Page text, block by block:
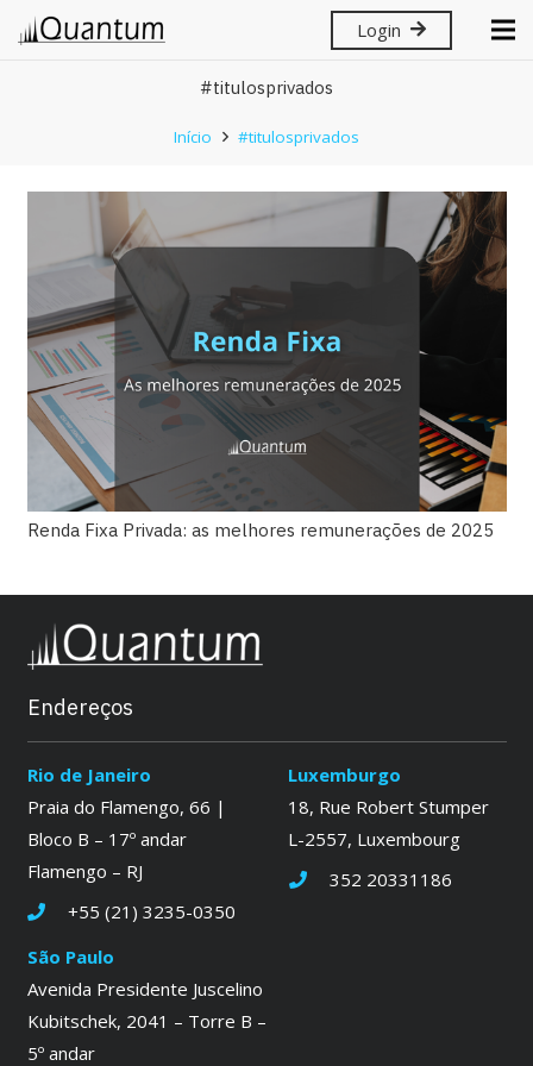
Login
#titulosprivados
Início #titulosprivados
Renda Fixa Privada: as melhores remunerações de 2025
Endereços
Rio de Janeiro
Praia do Flamengo, 66 |
Bloco B – 17º andar
Flamengo – RJ
+55 (21) 3235-0350
Luxemburgo
18, Rue Robert Stumper
L-2557, Luxembourg
352 20331186
São Paulo
Avenida Presidente Juscelino
Kubitschek, 2041 – Torre B –
5º andar